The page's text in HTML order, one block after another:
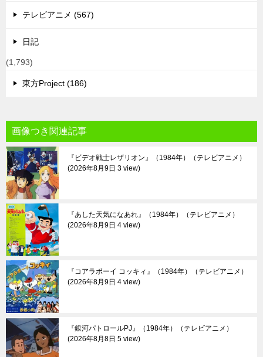
テレビアニメ (567)
日記
(1,793)
東方Project (186)
画像つき関連記事
『ビデオ戦士レザリオン』（1984年）（テレビアニメ）
2026年8月9日 3 view
『あした天気になあれ』（1984年）（テレビアニメ）
2026年8月9日 4 view
『コアラボーイ コッキィ』（1984年）（テレビアニメ）
2026年8月9日 4 view
『銀河パトロールPJ』（1984年）（テレビアニメ）
2026年8月8日 5 view